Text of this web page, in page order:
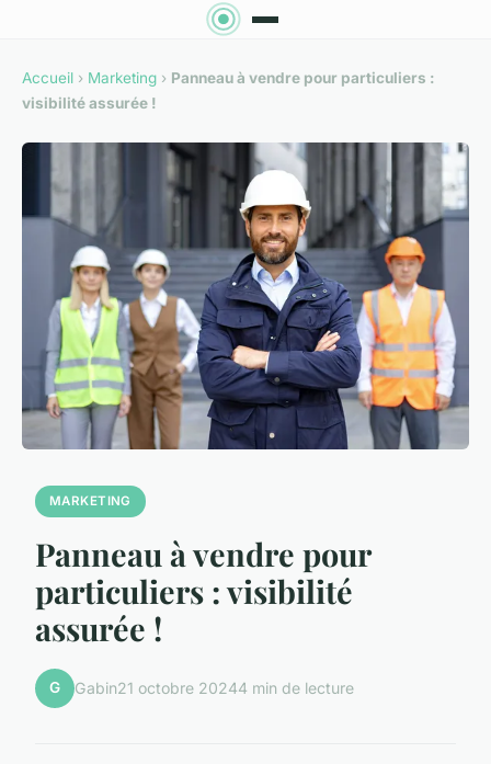
Accueil › Marketing › Panneau à vendre pour particuliers :
visibilité assurée !
MARKETING
Panneau à vendre pour
particuliers : visibilité
assurée !
G Gabin21 octobre 20244 min de lecture